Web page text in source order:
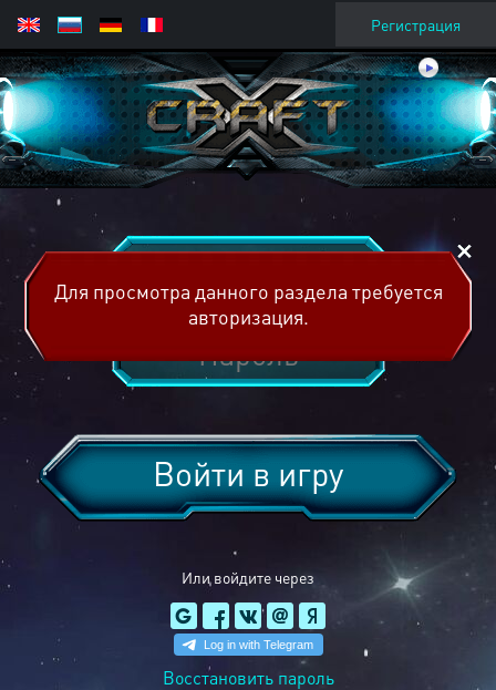
Регистрация
Или войдите через
Войти в игру
Восстановить пароль
Для просмотра данного раздела требуется
авторизация.